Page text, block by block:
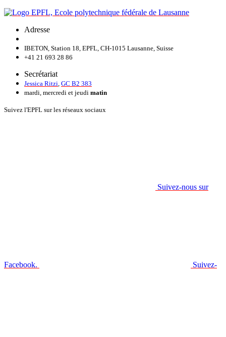
Adresse
IBETON, Station 18, EPFL, CH-1015 Lausanne, Suisse
+41 21 693 28 86
Secrétariat
Jessica Ritzi GC B2 383
mardi, mercredi et jeudi matin
Suivez l'EPFL sur les réseaux sociaux
Suivez-nous sur
Facebook. Suivez-